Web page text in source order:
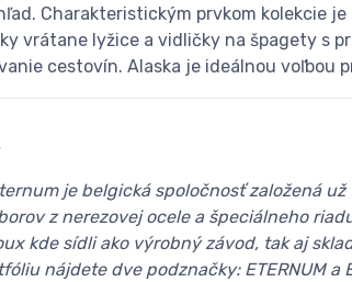
Charakteristickým prvkom kolekcie
vrátane lyžice a vidličky na špagety s
cestovín. Alaska je ideálnou
je belgická spoločnosť založená
z nerezovej ocele a špeciálneho
kde sídli ako výrobný závod, tak aj
nájdete dve podznačky: ETERNUM a